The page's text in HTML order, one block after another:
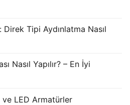
Tipi Aydınlatma Nasıl
Nasıl Yapılır? – En İyi
ve LED Armatürler